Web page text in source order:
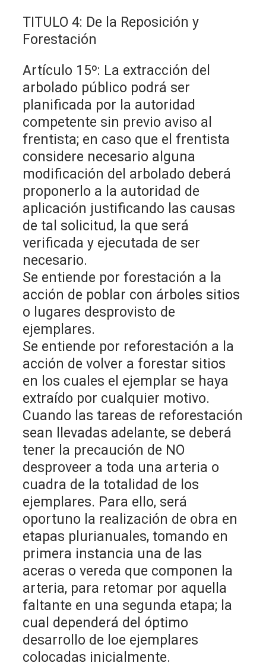
TITULO 4: De la Reposición y
Forestación
Artículo 15º: La extracción del
arbolado público podrá ser
planificada por la autoridad
competente sin previo aviso al
frentista; en caso que el frentista
considere necesario alguna
modificación del arbolado deberá
proponerlo a la autoridad de
aplicación justificando las causas
de tal solicitud, la que será
verificada y ejecutada de ser
necesario.
Se entiende por forestación a la
acción de poblar con árboles sitios
o lugares desprovisto de
ejemplares.
Se entiende por reforestación a la
acción de volver a forestar sitios
en los cuales el ejemplar se haya
extraído por cualquier motivo.
Cuando las tareas de reforestación
sean llevadas adelante, se deberá
tener la precaución de NO
desproveer a toda una arteria o
cuadra de la totalidad de los
ejemplares. Para ello, será
oportuno la realización de obra en
etapas plurianuales, tomando en
primera instancia una de las
aceras o vereda que componen la
arteria, para retomar por aquella
faltante en una segunda etapa; la
cual dependerá del óptimo
desarrollo de loe ejemplares
colocadas inicialmente.